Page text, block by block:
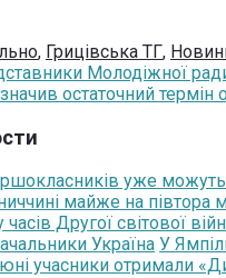
, Грицівська ТГ,
Молодіжної
остаточний
уже
майже на півтора
Другої світової
У
учасники отримали